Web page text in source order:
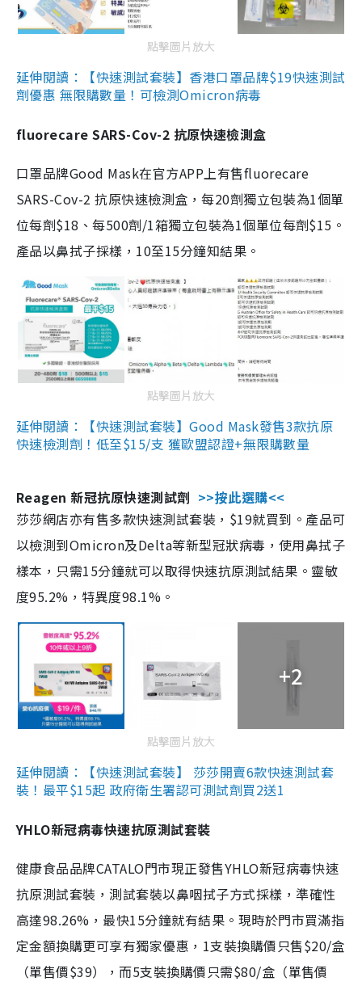
點擊圖片放大
延伸閱讀：【快速測試套裝】香港口罩品牌$19快速測試
劑優惠 無限購數量！可檢測Omicron病毒
fluorecare SARS-Cov-2 抗原快速檢測盒
口罩品牌Good Mask在官方APP上有售fluorecare
SARS-Cov-2 抗原快速檢測盒，每20劑獨立包裝為1個單
位每劑$18、每500劑/1箱獨立包裝為1個單位每劑$15。
產品以鼻拭子採樣，10至15分鐘知結果。
點擊圖片放大
延伸閱讀：【快速測試套裝】Good Mask發售3款抗原
快速檢測劑！低至$15/支 獲歐盟認證+無限購數量
Reagen 新冠抗原快速測試劑 >>按此選購<<
莎莎網店亦有售多款快速測試套裝，$19就買到。產品可
以檢測到Omicron及Delta等新型冠狀病毒，使用鼻拭子
樣本，只需15分鐘就可以取得快速抗原測試結果。靈敏
度95.2%，特異度98.1%。
+2
點擊圖片放大
延伸閱讀：【快速測試套裝】 莎莎開賣6款快速測試套
裝！最平$15起 政府衛生署認可測試劑買2送1
YHLO新冠病毒快速抗原測試套裝
健康食品品牌CATALO門市現正發售YHLO新冠病毒快速
抗原測試套裝，測試套裝以鼻咽拭子方式採樣，準確性
高達98.26%，最快15分鐘就有結果。現時於門市買滿指
定金額換購更可享有獨家優惠，1支裝換購價只售$20/盒
（單售價$39），而5支裝換購價只需$80/盒（單售價